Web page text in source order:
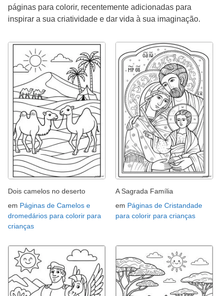
páginas para colorir, recentemente adicionadas para
inspirar a sua criatividade e dar vida à sua imaginação.
Dois camelos no deserto
em Páginas de Camelos e
dromedários para colorir para
crianças
A Sagrada Família
em Páginas de Cristandade
para colorir para crianças